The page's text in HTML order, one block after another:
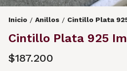
Inicio / Anillos / Cintillo Plata
Cintillo Plata 925
$187.200